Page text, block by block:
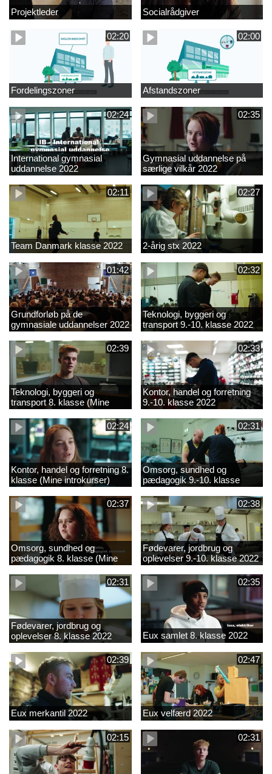
Projektleder Socialrådgiver
02:20
Fordelingszoner
02:00
Afstandszoner
02:24
International gymnasial
uddannelse 2022
02:35
Gymnasial uddannelse på
særlige vilkår 2022
02:11
Team Danmark klasse 2022
02:27
2-årig stx 2022
01:42
Grundforløb på de
gymnasiale uddannelser 2022
02:32
Teknologi, byggeri og
transport 9.-10. klasse 2022
02:39
Teknologi, byggeri og
transport 8. klasse (Mine
introkurser) 2022
02:33
Kontor, handel og forretning
9.-10. klasse 2022
02:24
Kontor, handel og forretning 8.
klasse (Mine introkurser)
2022
02:31
Omsorg, sundhed og
pædagogik 9.-10. klasse
2022
02:37
Omsorg, sundhed og
pædagogik 8. klasse (Mine
introkurser) 2022
02:38
Fødevarer, jordbrug og
oplevelser 9.-10. klasse 2022
02:31
Fødevarer, jordbrug og
oplevelser 8. klasse 2022
02:35
Eux samlet 8. klasse 2022
02:39
Eux merkantil 2022
02:47
Eux velfærd 2022
02:15 02:31